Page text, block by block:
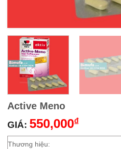
Active Meno
GIÁ: 550,000₫
Thương hiệu: